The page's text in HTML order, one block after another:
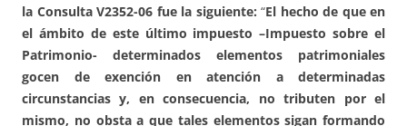
la Consulta V2352-06 fue la siguiente: “El hecho de que en
el ámbito de este último impuesto –Impuesto sobre el
Patrimonio- determinados elementos patrimoniales
gocen de exención en atención a determinadas
circunstancias y, en consecuencia, no tributen por el
mismo, no obsta a que tales elementos sigan formando